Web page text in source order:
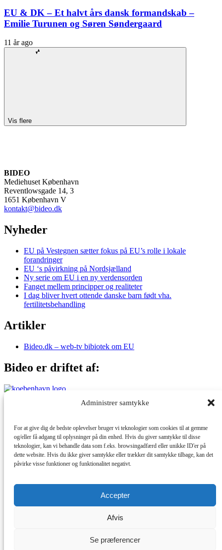
Administrer samtykke
For at give dig de bedste oplevelser bruger vi teknologier som cookies til at gemme
og/eller få adgang til oplysninger på din enhed. Hvis du giver samtykke til disse
teknologier, kan vi behandle data som f.eks. browsingadfærd eller unikke ID'er på
dette website. Hvis du ikke giver samtykke eller trækker dit samtykke tilbage, kan det
påvirke visse funktioner og funktionalitet negativt.
Accepter
Afvis
Se præferencer
EU & DK – Et halvt års dansk formandskab –
Emilie Turunen og Søren Søndergaard
11 år ago
Vis flere
BIDEO
Mediehuset København
Reventlowsgade 14, 3
1651 København V
kontakt@bideo.dk
Nyheder
EU på Vestegnen sætter fokus på EU’s rolle i lokale
forandringer
EU ‘s påvirkning på Nordsjælland
Ny serie om EU i en ny verdensorden
Fanget mellem principper og realiteter
I dag bliver hvert ottende danske barn født vha.
fertilitetsbehandling
Artikler
Bideo.dk – web-tv bibiotek om EU
Bideo er driftet af:
Med støtte fra:
© 2026 Bideo. All rights reserved. Support by
Brugernavn eller e-mailadresse
Husk mig